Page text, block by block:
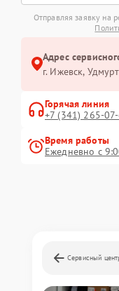
Отправляя заявку на
Адрес
г. Ижевск,
Горячая линия
+7 (341) 265-
Время работы
Ежедневно с
Сервисный